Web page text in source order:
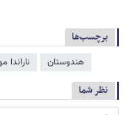
برچسب‌ها
هندوستان
نظر شما